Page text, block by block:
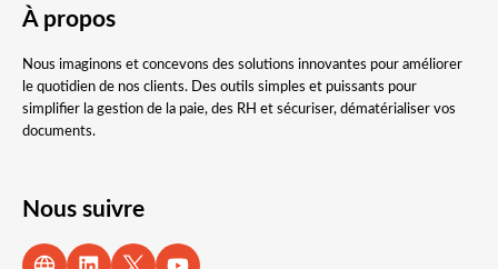
À propos
Nous imaginons et concevons des solutions innovantes pour améliorer
le quotidien de nos clients. Des outils simples et puissants pour
simplifier la gestion de la paie, des RH et sécuriser, dématérialiser vos
documents.
Nous suivre